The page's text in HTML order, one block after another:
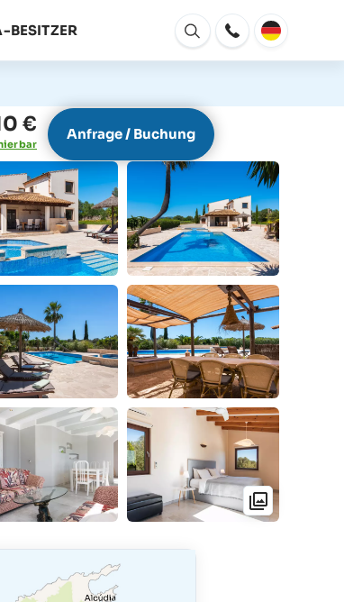
BESITZER
Fenster
Öffnen
€ Anfrage / Buchung